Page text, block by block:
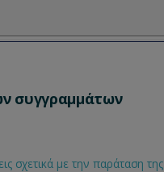
συγγραμμάτων
σχετικά με την παράταση της